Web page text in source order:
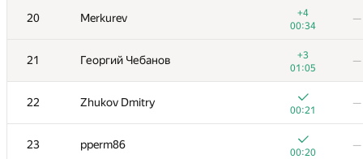
20 Merkurev
+4
00:34
—
21 Георгий Чебанов
+3
01:05
—
22 Zhukov Dmitry
00:21
—
23 pperm86
00:20
—
3 RAVEman
+
00:45
4 Dmitry_Egorov
+5
01:19
5 Egor
00:36
6
00:34